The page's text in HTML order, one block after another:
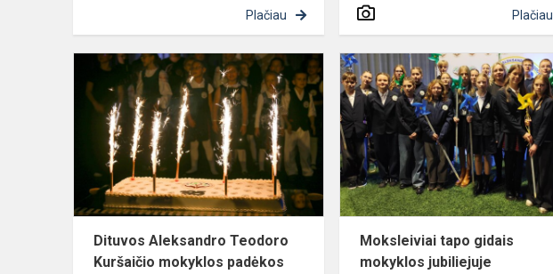
Plačiau Plačiau
Dituvos
Aleksandro
Teodoro
Kuršaičio
mokyklos
padėkos
konce...
Dituvos Aleksandro Teodoro
Kuršaičio mokyklos padėkos
Moksleiviai tapo gidais
mokyklos jubiliejuje